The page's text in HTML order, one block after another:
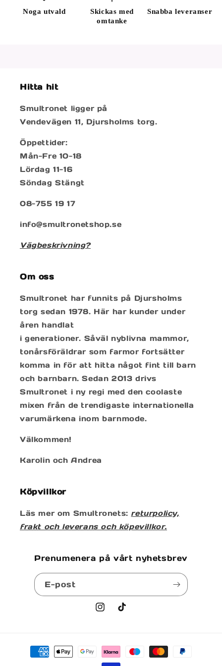
Noga utvald
Skickas med
omtanke
Snabba leveranser
Hitta hit
Smultronet ligger på
Vendevägen 11, Djursholms torg.
Öppettider:
Mån-Fre 10-18
Lördag 11-16
Söndag Stängt
08-755 19 17
info@smultronetshop.se
Vägbeskrivning?
Om oss
Smultronet har funnits på Djursholms
torg sedan 1978. Här har kunder under
åren handlat
i generationer. Såväl nyblivna mammor,
tonårsföräldrar som farmor fortsätter
komma in för att hitta något fint till barn
och barnbarn. Sedan 2013 drivs
Smultronet i ny regi med den coolaste
mixen från de trendigaste internationella
varumärkena inom barnmode.
Välkommen!
Karolin och Andrea
Köpvillkor
Läs mer om Smultronets: returpolicy,
frakt och leverans och köpevillkor.
Prenumenera på vårt nyhetsbrev
E-post
Instagram
TikTok
Betalningsmetoder